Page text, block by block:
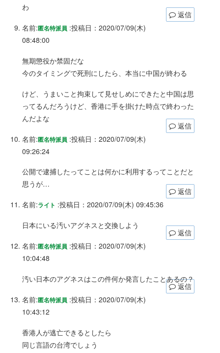
わ
返信
名前:匿名特派員 :投稿日：2020/07/09(木)
08:48:00
無期懲役か禁固だな
今のタイミングで死刑にしたら、本当に中国が終わる
けど、うまいこと拘束して見せしめにできたと中国は思
ってるんだろうけど、香港に手を掛けた時点で終わった
んだよな
返信
名前:匿名特派員 :投稿日：2020/07/09(木)
09:26:24
公開で逮捕したってことは何かに利用するってことだと
思うが…
返信
名前:ライト :投稿日：2020/07/09(木) 09:45:36
日本にいる汚いアグネスと交換しよう
返信
名前:匿名特派員 :投稿日：2020/07/09(木)
10:04:48
汚い日本のアグネスはこの件何か発言したことあるの？
返信
名前:匿名特派員 :投稿日：2020/07/09(木)
10:43:12
香港人が逃亡できるとしたら
同じ言語の台湾でしょう